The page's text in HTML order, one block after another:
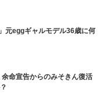
元eggギャルモデル36歳に何
命宣告からのみそきん復活